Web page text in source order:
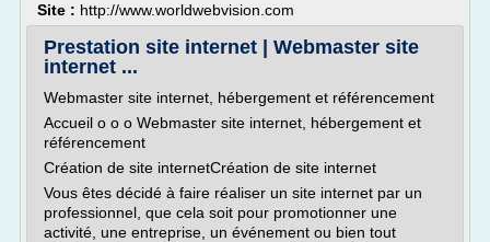
Site : http://www.worldwebvision.com
Prestation site internet | Webmaster site
internet ...
Webmaster site internet, hébergement et référencement
Accueil o o o Webmaster site internet, hébergement et
référencement
Création de site internetCréation de site internet
Vous êtes décidé à faire réaliser un site internet par un
professionnel, que cela soit pour promotionner une
activité, une entreprise, un événement ou bien tout